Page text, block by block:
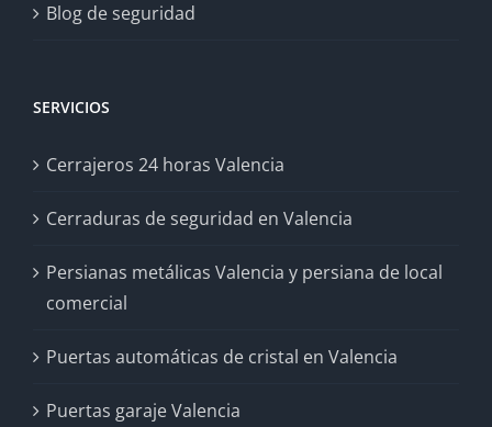
Blog de seguridad
SERVICIOS
Cerrajeros 24 horas Valencia
Cerraduras de seguridad en Valencia
Persianas metálicas Valencia y persiana de local
comercial
Puertas automáticas de cristal en Valencia
Puertas garaje Valencia